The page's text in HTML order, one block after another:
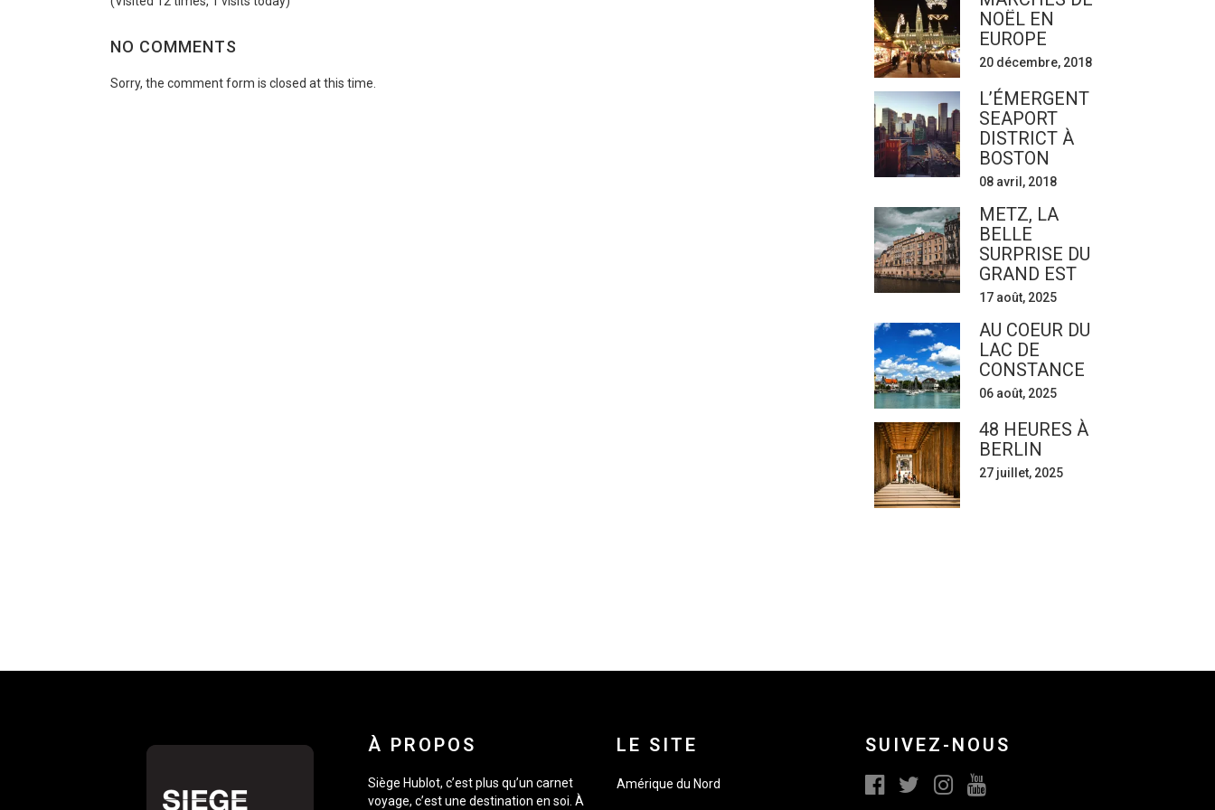
NO COMMENTS
Sorry, the comment form is closed at this time.
NOËL EN
EUROPE
20 décembre, 2018
L’ÉMERGENT
SEAPORT
DISTRICT À
BOSTON
08 avril, 2018
METZ, LA
BELLE
SURPRISE DU
GRAND EST
17 août, 2025
AU COEUR DU
LAC DE
CONSTANCE
06 août, 2025
48 HEURES À
BERLIN
27 juillet, 2025
À PROPOS
Siège Hublot, c’est plus qu’un carnet
voyage, c’est une destination en soi. À
LE SITE
Amérique du Nord
SUIVEZ-NOUS